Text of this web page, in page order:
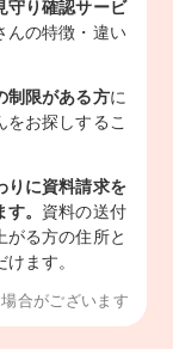
守り確認サービ
んの特徴・違い
制限がある方に
をお探しするこ
りに資料請求を
。 資料の送付
がる方の住所と
ます。
合がございます